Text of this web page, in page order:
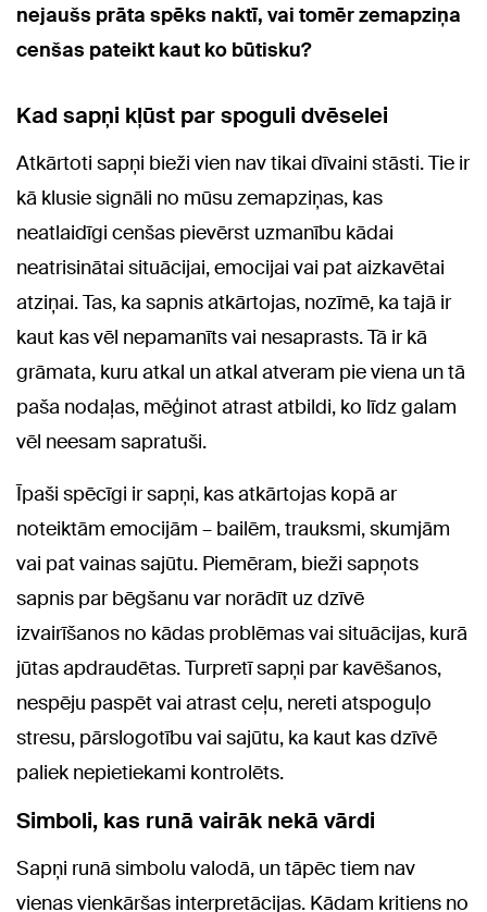
nejaušs prāta spēks naktī, vai tomēr zemapziņa
cenšas pateikt kaut ko būtisku?
Kad sapņi kļūst par spoguli dvēselei
Atkārtoti sapņi bieži vien nav tikai dīvaini stāsti. Tie ir
kā klusie signāli no mūsu zemapziņas, kas
neatlaidīgi cenšas pievērst uzmanību kādai
neatrisinātai situācijai, emocijai vai pat aizkavētai
atziņai. Tas, ka sapnis atkārtojas, nozīmē, ka tajā ir
kaut kas vēl nepamanīts vai nesaprasts. Tā ir kā
grāmata, kuru atkal un atkal atveram pie viena un tā
paša nodaļas, mēģinot atrast atbildi, ko līdz galam
vēl neesam sapratuši.
Īpaši spēcīgi ir sapņi, kas atkārtojas kopā ar
noteiktām emocijām – bailēm, trauksmi, skumjām
vai pat vainas sajūtu. Piemēram, bieži sapņots
sapnis par bēgšanu var norādīt uz dzīvē
izvairīšanos no kādas problēmas vai situācijas, kurā
jūtas apdraudētas. Turpretī sapņi par kavēšanos,
nespēju paspēt vai atrast ceļu, nereti atspoguļo
stresu, pārslogotību vai sajūtu, ka kaut kas dzīvē
paliek nepietiekami kontrolēts.
Simboli, kas runā vairāk nekā vārdi
Sapņi runā simbolu valodā, un tāpēc tiem nav
vienas vienkāršas interpretācijas. Kādam kritiens no